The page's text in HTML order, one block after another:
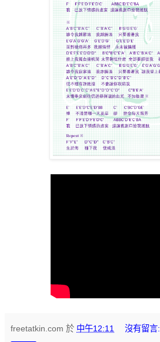
freetatkin.com 於 中午12:11 沒有留言: